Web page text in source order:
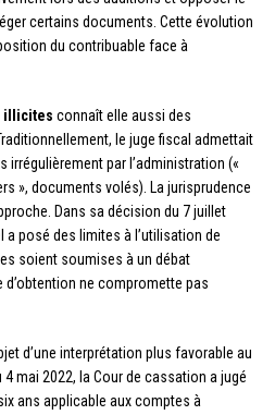
certains documents. Cette évolution
du contribuable face à
illicites connaît elle aussi des
le juge fiscal admettait
irrégulièrement par l’administration («
», documents volés). La jurisprudence
Dans sa décision du 7 juillet
posé des limites à l’utilisation de
soient soumises à un débat
ne compromette pas
d’une interprétation plus favorable au
mai 2022, la Cour de cassation a jugé
ans applicable aux comptes à